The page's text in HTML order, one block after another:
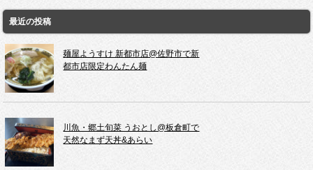
最近の投稿
麺屋ようすけ 新都市店@佐野市で新
都市店限定わんたん麺
川魚・郷土旬菜 うおとし@板倉町で
天然なまず天丼&あらい